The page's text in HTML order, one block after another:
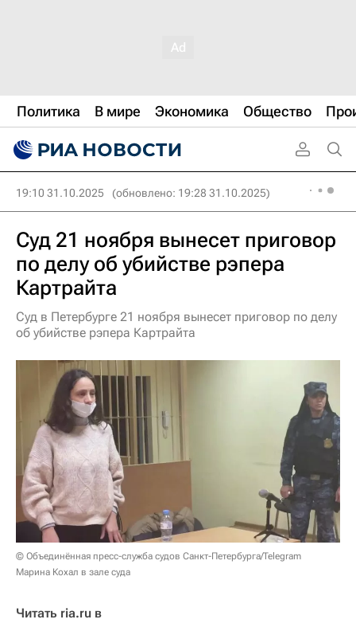
Политика В мире Экономика Общество
19:10 31.10.2025 (обновлено: 19:28 31.10.2025)
Суд 21 ноября вынесет приговор
по делу об убийстве рэпера
Картрайта
Суд в Петербурге 21 ноября вынесет приговор по делу
об убийстве рэпера Картрайта
© Объединённая пресс-служба судов Санкт-Петербурга/Telegram
Марина Кохал в зале суда
Читать ria.ru в